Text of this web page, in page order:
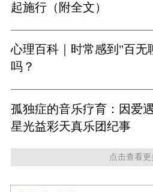
起施行（附全文）
心理百科｜时常感到"百无
吗？
孤独症的音乐疗育：因爱
星光益彩天真乐团纪事
点击查看更